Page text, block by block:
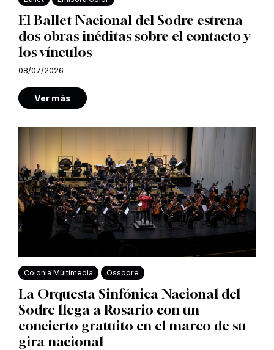
El Ballet Nacional del Sodre estrena
dos obras inéditas sobre el contacto y
los vínculos
08/07/2026
Ver más
Colonia Multimedia Ossodre
La Orquesta Sinfónica Nacional del
Sodre llega a Rosario con un
concierto gratuito en el marco de su
gira nacional